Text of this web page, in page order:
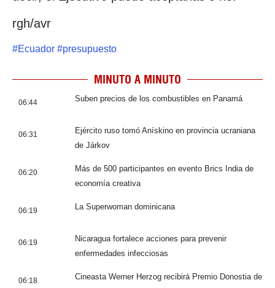
rgh/avr
#Ecuador #presupuesto
MINUTO A MINUTO
06:44 Suben precios de los combustibles en Panamá
06:31
Ejército ruso tomó Anískino en provincia ucraniana
de Járkov
06:20
Más de 500 participantes en evento Brics India de
economía creativa
06:19 La Superwoman dominicana
06:19
Nicaragua fortalece acciones para prevenir
enfermedades infecciosas
06:18
Cineasta Werner Herzog recibirá Premio Donostia de